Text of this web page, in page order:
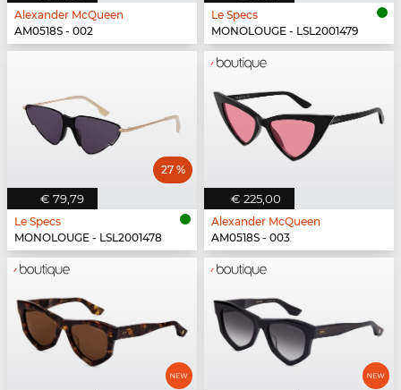
Alexander McQueen
AM0518S - 002
Le Specs
MONOLOUGE - LSL2001479
€ 79,79
27 %
Le Specs
MONOLOUGE - LSL2001478
€ 225,00
Alexander McQueen
AM0518S - 003